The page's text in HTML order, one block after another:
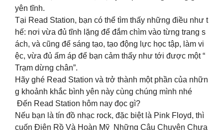
yên tĩnh.
Tại Read Station, bạn có thể tìm thấy những điều như t
hế: nơi vừa đủ tĩnh lặng để đắm chìm vào từng trang s
ách, và cũng để sáng tạo, tạo động lực học tập, làm vi
ệc, vừa đủ ấm áp để bạn cảm thấy như tới được một “
Trạm dừng chân”.
Hãy ghé Read Station và trở thành một phần của nhữn
g khoảnh khắc bình yên này cùng chúng mình nhé
Đến Read Station hôm nay đọc gì?
Nếu bạn là tín đồ nhạc rock, đặc biệt là Pink Floyd, thì
cuốn Điên Rồ Và Hoàn Mỹ Những Câu Chuyện Chưa